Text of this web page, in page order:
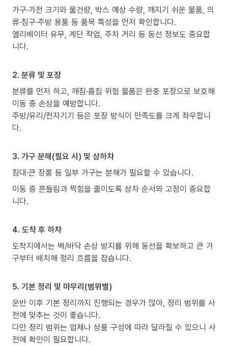
가구·가전 크기와 물건량, 박스 예상 수량, 깨지기 쉬운 물품, 의
류·침구·주방 용품 등 품목 특성을 먼저 확인합니다.
엘리베이터 유무, 계단 작업, 주차 거리 등 동선 정보도 중요합
니다.
2. 분류 및 포장
분류를 먼저 하고, 깨짐·흠집 위험 물품은 완충 포장으로 보호해
이동 중 손상을 예방합니다.
주방/유리/전자기기 등은 포장 방식이 만족도를 크게 좌우합니
다.
3. 가구 분해(필요 시) 및 상하차
침대·큰 장롱 등 일부 가구는 분해가 필요할 수 있습니다.
이동 중 흔들림과 찍힘을 줄이도록 상차 순서와 고정이 중요합
니다.
4. 도착 후 하차
도착지에서는 벽/바닥 손상 방지를 위해 동선을 확보하고 큰 가
구부터 배치해 정리 흐름을 잡습니다.
5. 기본 정리 및 마무리(범위별)
운반 이후 기본 정리까지 진행되는 경우가 많아, 정리 범위를 사
전에 맞추는 것이 좋습니다.
다만 정리 범위는 업체나 상품 구성에 따라 달라질 수 있으니 사
전에 확인이 필요합니다.